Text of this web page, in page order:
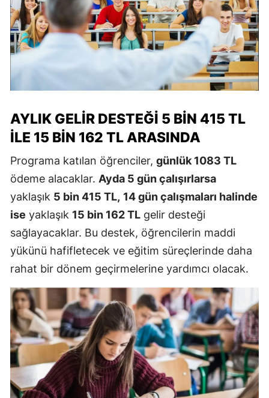
AYLIK GELIR DESTEĞI 5 BIN 415 TL
ILE 15 BIN 162 TL ARASINDA
Programa katılan öğrenciler, günlük 1083 TL
ödeme alacaklar. Ayda 5 gün çalışırlarsa
yaklaşık 5 bin 415 TL, 14 gün çalışmaları halinde
ise yaklaşık 15 bin 162 TL gelir desteği
sağlayacaklar. Bu destek, öğrencilerin maddi
yükünü hafifletecek ve eğitim süreçlerinde daha
rahat bir dönem geçirmelerine yardımcı olacak.